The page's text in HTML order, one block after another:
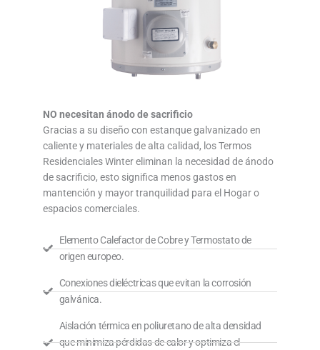
NO necesitan ánodo de sacrificio
Gracias a su diseño con estanque galvanizado en
caliente y materiales de alta calidad, los Termos
Residenciales Winter eliminan la necesidad de ánodo
de sacrificio, esto significa menos gastos en
mantención y mayor tranquilidad para el Hogar o
espacios comerciales.
Elemento Calefactor de Cobre y Termostato de
origen europeo.
Conexiones dieléctricas que evitan la corrosión
galvánica.
Aislación térmica en poliuretano de alta densidad
que minimiza pérdidas de calor y optimiza el